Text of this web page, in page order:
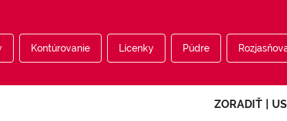
Kontúrovanie Lícenky Púdre
ZORADIŤ